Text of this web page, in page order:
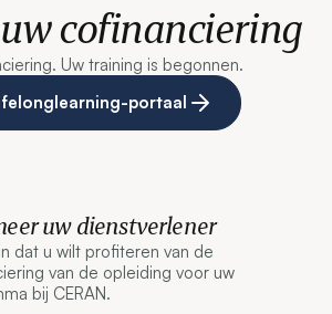
cofinanciering
Uw training is begonnen.
portaal
uw dienstverlener
dat u wilt profiteren van de
van de opleiding voor uw
bij CERAN.